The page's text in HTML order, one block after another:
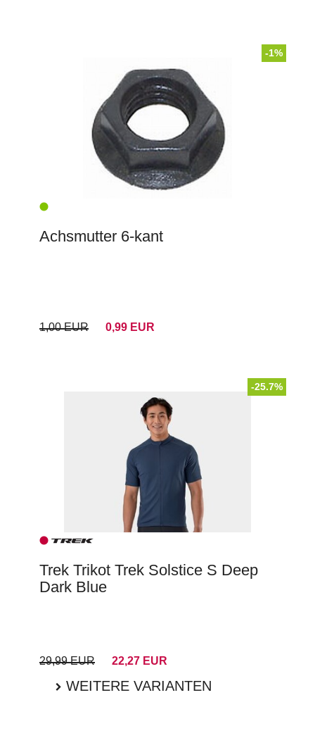
-1%
Achsmutter 6-kant
1,00 EUR 0,99 EUR
-25.7%
Trek Trikot Trek Solstice S Deep
Dark Blue
29,99 EUR 22,27 EUR
WEITERE VARIANTEN